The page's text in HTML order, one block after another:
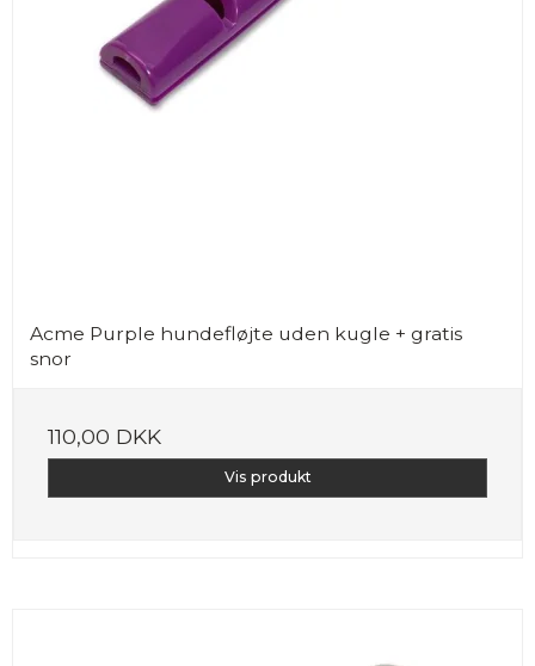
Acme Purple hundefløjte uden kugle + gratis
snor
110,00 DKK
Vis produkt